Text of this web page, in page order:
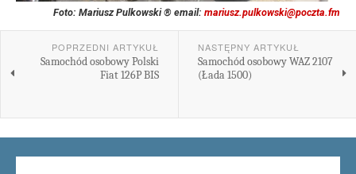
Foto: Mariusz Pulkowski ® email: mariusz.pulkowski@poczta.fm
POPRZEDNI ARTYKUŁ
Samochód osobowy Polski
Fiat 126P BIS
NASTĘPNY ARTYKUŁ
Samochód osobowy WAZ 2107
(Łada 1500)